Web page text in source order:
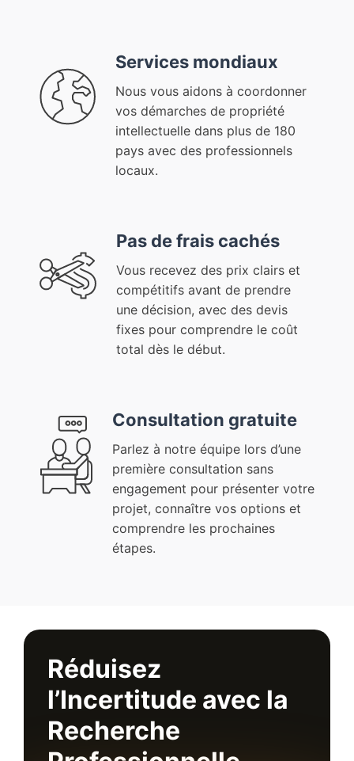
Services mondiaux
Nous vous aidons à coordonner
vos démarches de propriété
intellectuelle dans plus de 180
pays avec des professionnels
locaux.
Pas de frais cachés
Vous recevez des prix clairs et
compétitifs avant de prendre
une décision, avec des devis
fixes pour comprendre le coût
total dès le début.
Consultation gratuite
Parlez à notre équipe lors d’une
première consultation sans
engagement pour présenter votre
projet, connaître vos options et
comprendre les prochaines
étapes.
Réduisez
l’Incertitude avec la
Recherche